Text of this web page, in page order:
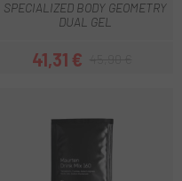
SPECIALIZED BODY GEOMETRY
DUAL GEL
Precio
41,31 €Precio regular